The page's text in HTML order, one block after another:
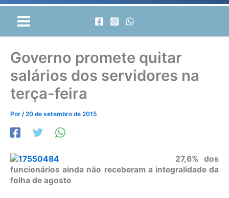
Governo promete quitar
salários dos servidores na
terça-feira
Por /20 de setembro de 2015
27,6% dos
funcionários ainda não receberam a integralidade da
folha de agosto